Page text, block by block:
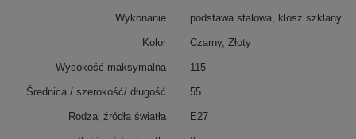
Wykonanie podstawa stalowa, klosz szklany
Kolor Czarny, Złoty
Wysokość maksymalna 115
Średnica / szerokość/ długość 55
Rodzaj źródła światła E27